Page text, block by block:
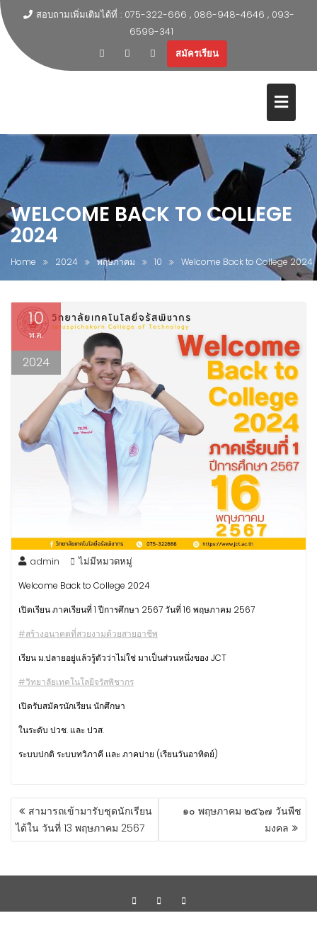
สอบถามเพิ่มเติมได้ที่ : 075-322-666 , 086-948-4646 , 093-
6599-341
สมัครเรียน
WELCOME BACK TO COLLEGE
2024
Home 2024 พฤษภาคม 10 Welcome Back to College 2024
10
พ.ค.
2024
admin ไม่มีหมวดหมู่
Welcome Back to College 2024
เปิดเรียน ภาคเรียนที่ 1 ปีการศึกษา 2567 วันที่ 16 พฤษภาคม 2567
#สร้างอนาคตที่สวยงามด้วยสายอาชีพ
เรียน ม.ปลายอยู่แล้วรู้ตัวว่าไม่ใช่ มาเป็นส่วนหนึ่งของ JCT
#วิทยาลัยเทคโนโลยีจรัสพิชากร
เปิดรับสมัครนักเรียน นักศึกษา
ในระดับ ปวช. และ ปวส.
ระบบปกติ ระบบทวิภาคี เเละ ภาคบ่าย (เรียนวันอาทิตย์)
สามารถเข้ามารับชุดนักเรียน
ได้ใน วันที่ 13 พฤษภาคม 2567
๑๐ พฤษภาคม ๒๕๖๗ วันพืช
มงคล